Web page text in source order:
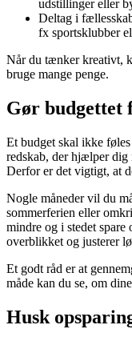
udstillinger eller
Deltag i
fx sportsklubber
Når du tænker kreativt,
bruge mange penge.
Gør budgettet
Et budget skal ikke
redskab, der hjælper dig
Derfor er det vigtigt, at
Nogle måneder vil du
sommerferien eller
mindre og i stedet spare
overblikket og justerer
Et godt råd er at
måde kan du se, om
Husk